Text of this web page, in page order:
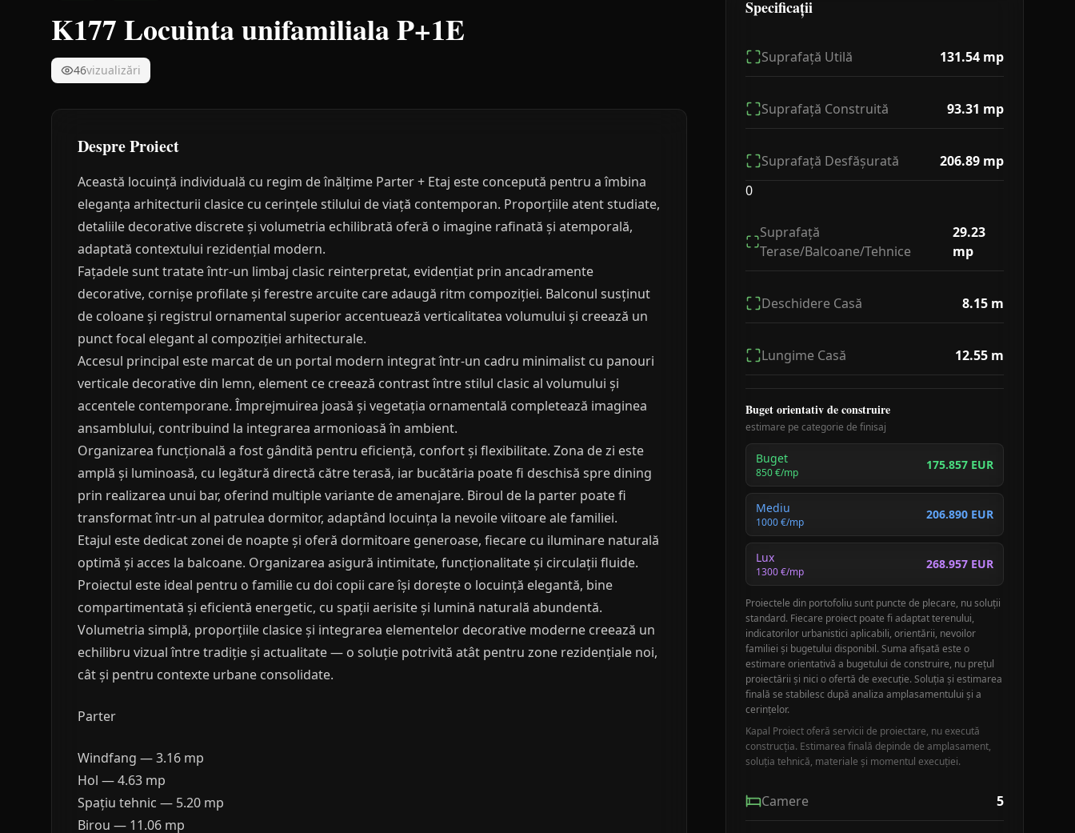
K177 Locuinta unifamiliala P+1E
46vizualizări
Despre Proiect
Această locuință individuală cu regim de înălțime Parter + Etaj este concepută pentru a îmbina
eleganța arhitecturii clasice cu cerințele stilului de viață contemporan. Proporțiile atent studiate,
detaliile decorative discrete și volumetria echilibrată oferă o imagine rafinată și atemporală,
adaptată contextului rezidențial modern.
Fațadele sunt tratate într-un limbaj clasic reinterpretat, evidențiat prin ancadramente
decorative, cornișe profilate și ferestre arcuite care adaugă ritm compoziției. Balconul susținut
de coloane și registrul ornamental superior accentuează verticalitatea volumului și creează un
punct focal elegant al compoziției arhitecturale.
Accesul principal este marcat de un portal modern integrat într-un cadru minimalist cu panouri
verticale decorative din lemn, element ce creează contrast între stilul clasic al volumului și
accentele contemporane. Împrejmuirea joasă și vegetația ornamentală completează imaginea
ansamblului, contribuind la integrarea armonioasă în ambient.
Organizarea funcțională a fost gândită pentru eficiență, confort și flexibilitate. Zona de zi este
amplă și luminoasă, cu legătură directă către terasă, iar bucătăria poate fi deschisă spre dining
prin realizarea unui bar, oferind multiple variante de amenajare. Biroul de la parter poate fi
transformat într-un al patrulea dormitor, adaptând locuința la nevoile viitoare ale familiei.
Etajul este dedicat zonei de noapte și oferă dormitoare generoase, fiecare cu iluminare naturală
optimă și acces la balcoane. Organizarea asigură intimitate, funcționalitate și circulații fluide.
Proiectul este ideal pentru o familie cu doi copii care își dorește o locuință elegantă, bine
compartimentată și eficientă energetic, cu spații aerisite și lumină naturală abundentă.
Volumetria simplă, proporțiile clasice și integrarea elementelor decorative moderne creează un
echilibru vizual între tradiție și actualitate — o soluție potrivită atât pentru zone rezidențiale noi,
cât și pentru contexte urbane consolidate.
Parter
Windfang — 3.16 mp
Hol — 4.63 mp
Spațiu tehnic — 5.20 mp
Birou — 11.06 mp
Specificații
Suprafață Utilă 131.54mp
Suprafață Construită 93.31 mp
Suprafață Desfășurată 206.89mp
0
Suprafață
Terase/Balcoane/Tehnice
29.23
mp
Deschidere Casă 8.15m
Lungime Casă 12.55m
Buget orientativ de construire
estimare pe categorie de finisaj
Buget
850€/mp
175.857 EUR
Mediu
1000€/mp
206.890 EUR
Lux
1300€/mp
268.957 EUR
Proiectele din portofoliu sunt puncte de plecare, nu soluții
standard. Fiecare proiect poate fi adaptat terenului,
indicatorilor urbanistici aplicabili, orientării, nevoilor
familiei și bugetului disponibil. Suma afișată este o
estimare orientativă a bugetului de construire, nu prețul
proiectării și nici o ofertă de execuție. Soluția și estimarea
finală se stabilesc după analiza amplasamentului și a
cerințelor.
Kapal Proiect oferă servicii de proiectare, nu execută
construcția. Estimarea finală depinde de amplasament,
soluția tehnică, materiale și momentul execuției.
Camere 5